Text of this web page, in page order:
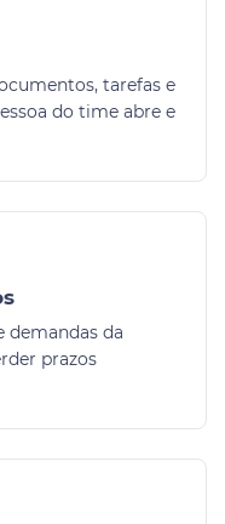
tarefas e
do time abre e
demandas da
prazos